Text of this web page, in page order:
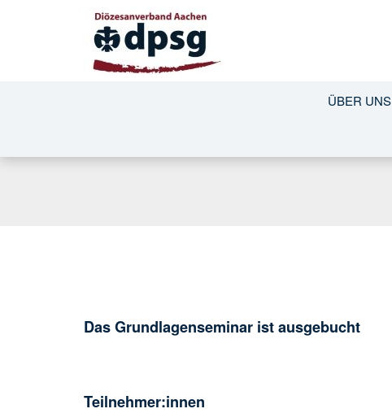
ÜBER UNS
Das Grundlagenseminar ist ausgebucht
Teilnehmer:innen